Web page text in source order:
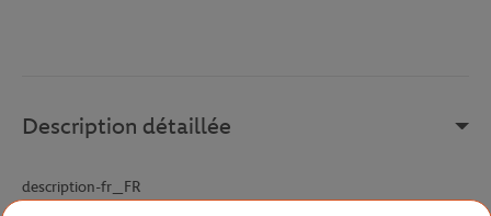
Description détaillée
description-fr_FR